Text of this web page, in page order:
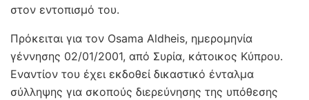
στον εντοπισμό του.
Πρόκειται για τον Osama Aldheis, ημερομηνία
γέννησης 02/01/2001, από Συρία, κάτοικος Κύπρου.
Εναντίον του έχει εκδοθεί δικαστικό ένταλμα
σύλληψης για σκοπούς διερεύνησης της υπόθεσης